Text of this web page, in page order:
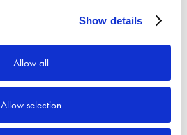
Show details
Allow all
Allow selection